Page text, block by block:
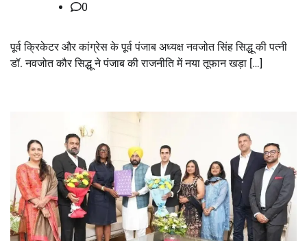
0
पूर्व क्रिकेटर और कांग्रेस के पूर्व पंजाब अध्यक्ष नवजोत सिंह सिद्धू की पत्नी
डॉ. नवजोत कौर सिद्धू ने पंजाब की राजनीति में नया तूफान खड़ा […]